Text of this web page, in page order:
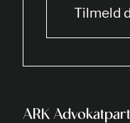
Tilmeld
ARK